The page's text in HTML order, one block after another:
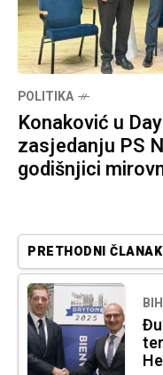
POLITIKA
Konaković u
zasjedanju PS
godišnjici
PRETHODNI ČLANAK
BIH